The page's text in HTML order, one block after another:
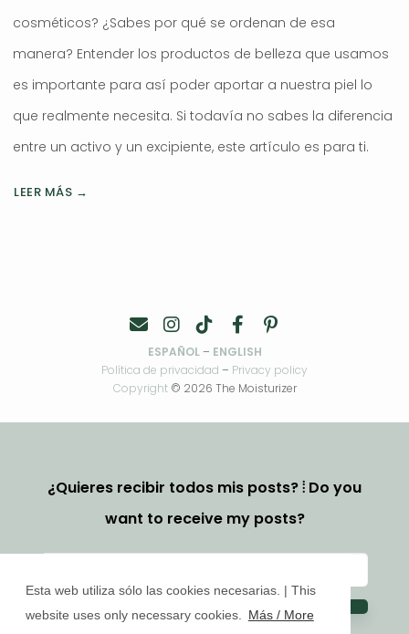
Esta web utiliza sólo las cookies necesarias. | This
website uses only necessary cookies.
Más / More
cosméticos? ¿Sabes por qué se ordenan de esa
manera? Entender los productos de belleza que usamos
es importante para así poder aportar a nuestra piel lo
que realmente necesita. Si todavía no sabes la diferencia
entre un activo y un excipiente, este artículo es para ti.
LEER MÁS →
ESPAÑOL– ENGLISH
Política de privacidad – Privacy policy
Copyright© 2026 The Moisturizer
¿Quieres recibir todos mis posts? ⦙ Do you
want to receive my posts?